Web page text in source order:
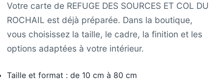
Votre carte de REFUGE DES SOURCES ET COL DU
ROCHAIL est déjà préparée. Dans la boutique,
vous choisissez la taille, le cadre, la finition et les
options adaptées à votre intérieur.
Taille et format : de 10 cm à 80 cm